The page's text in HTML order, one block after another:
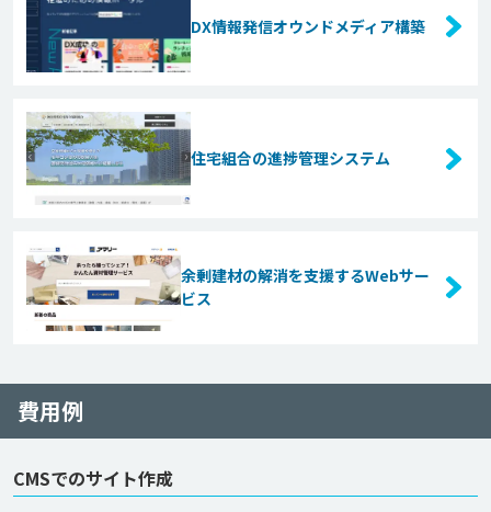
DX情報発信オウンドメディア構築
住宅組合の進捗管理システム
余剰建材の解消を支援するWebサー
ビス
費用例
CMSでのサイト作成